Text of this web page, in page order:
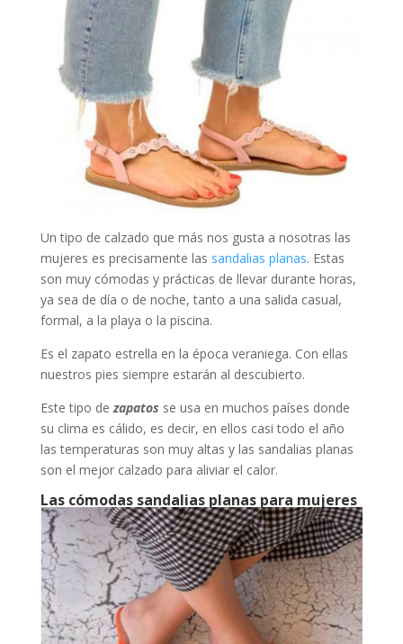
Un tipo de calzado que más nos gusta a nosotras las
mujeres es precisamente las sandalias planas. Estas
son muy cómodas y prácticas de llevar durante horas,
ya sea de día o de noche, tanto a una salida casual,
formal, a la playa o la piscina.
Es el zapato estrella en la época veraniega. Con ellas
nuestros pies siempre estarán al descubierto.
Este tipo de zapatos se usa en muchos países donde
su clima es cálido, es decir, en ellos casi todo el año
las temperaturas son muy altas y las sandalias planas
son el mejor calzado para aliviar el calor.
Las cómodas sandalias planas para mujeres